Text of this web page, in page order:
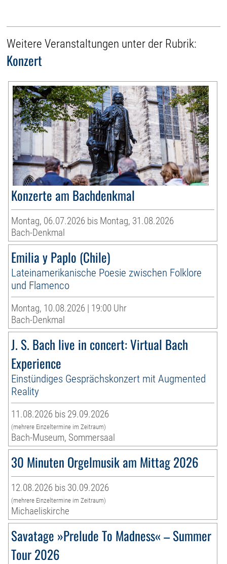
Weitere Veranstaltungen unter der Rubrik:
Konzert
Konzerte am Bachdenkmal
Montag, 06.07.2026 bis Montag, 31.08.2026
Bach-Denkmal
Emilia y Paplo (Chile)
Lateinamerikanische Poesie zwischen Folklore
und Flamenco
Montag, 10.08.2026 | 19:00 Uhr
Bach-Denkmal
J. S. Bach live in concert: Virtual Bach
Experience
Einstündiges Gesprächskonzert mit Augmented
Reality
11.08.2026 bis 29.09.2026
(mehrere Einzeltermine im Zeitraum)
Bach-Museum, Sommersaal
30 Minuten Orgelmusik am Mittag 2026
12.08.2026 bis 30.09.2026
(mehrere Einzeltermine im Zeitraum)
Michaeliskirche
Savatage »Prelude To Madness« – Summer
Tour 2026